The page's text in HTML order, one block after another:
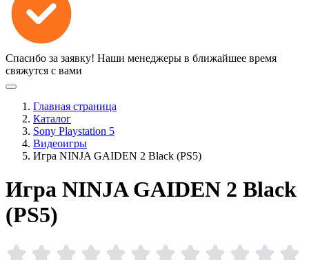
Спасибо за заявку! Наши менеджеры в ближайшее время
свяжутся с вами
Главная страница
Каталог
Sony Playstation 5
Видеоигры
Игра NINJA GAIDEN 2 Black (PS5)
Игра NINJA GAIDEN 2 Black
(PS5)